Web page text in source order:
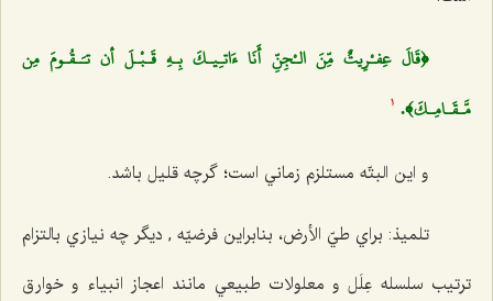
﴿قَالَ عِفـْرِيتٌ مِّنَ الـْجِنِّ أَنَا ءَ‌اتـِيـكَ بِـهِ قَـبْـلَ أن تـَـقُـومَ مِن
مَّـقَـامِـكَ﴾. 1
و اين البتّه مستلزم زماني است؛ گرچه قليل باشد.
تلميذ: براي طيّ الأرض، بنابراين فرضيّه , ديگر چه نيازي بالتزام
ترتيب سلسله عِلَل و معلولات طبيعي مانند اعجاز انبياء و خوارق